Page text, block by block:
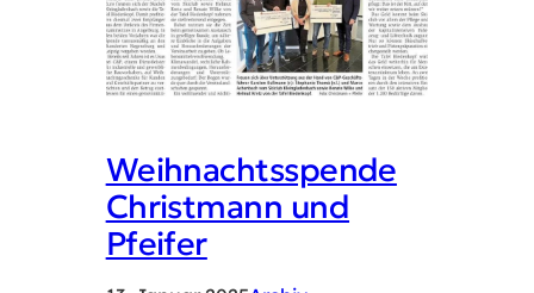
Weihnachtsspende
Christmann und
Pfeifer